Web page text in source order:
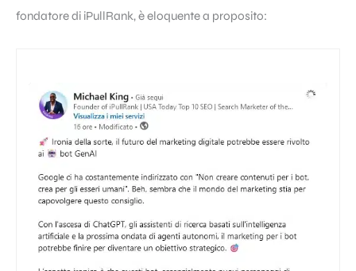
fondatore di iPullRank, è eloquente a proposito: